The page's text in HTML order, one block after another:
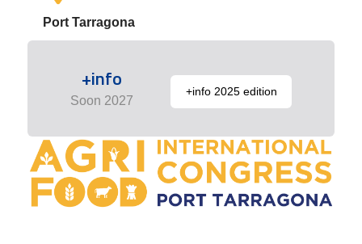
Port Tarragona
+info
Soon 2027
+info 2025 edition